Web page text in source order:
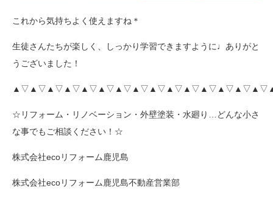
これから気持ちよく使えますね＊
生徒さんたちが楽しく、しっかり学習できますように♩ありがと
うございました！
☆リフォーム・リノベーション・外壁塗装・水廻り…どんな小さ
な事でもご相談ください！☆
株式会社ecoリフォーム鹿児島
株式会社ecoリフォーム鹿児島不動産営業部